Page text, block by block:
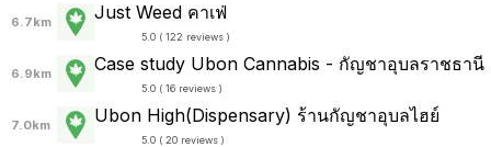
6.7km Just Weed คาเฟ่
5.0 ( 122 reviews )
6.9km Case study Ubon Cannabis - กัญชาอุบลราชธานี
5.0 ( 16 reviews )
7.0km Ubon High(Dispensary) ร้านกัญชาอุบลไฮย์
5.0 ( 20 reviews )